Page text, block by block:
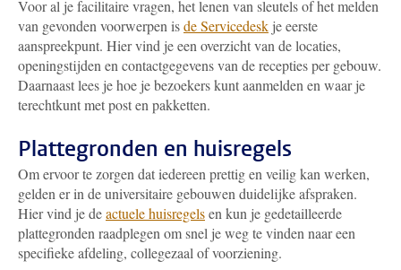
Voor al je facilitaire vragen, het lenen van sleutels of het melden
van gevonden voorwerpen isde Servicedesk je eerste
aanspreekpunt. Hier vind je een overzicht van de locaties,
openingstijden en contactgegevens van de recepties per gebouw.
Daarnaast lees je hoe je bezoekers kunt aanmelden en waar je
terechtkunt met post en pakketten.
Plattegronden en huisregels
Om ervoor te zorgen dat iedereen prettig en veilig kan werken,
gelden er in de universitaire gebouwen duidelijke afspraken.
Hier vind je deactuele huisregelsen kun je gedetailleerde
plattegronden raadplegen om snel je weg te vinden naar een
specifieke afdeling, collegezaal of voorziening.